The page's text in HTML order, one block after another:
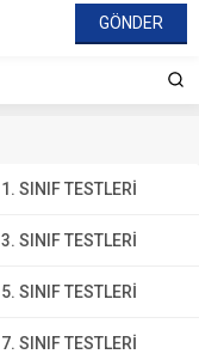
1. SINIF TESTLERI
3. SINIF TESTLERI
5. SINIF TESTLERI
7. SINIF TESTLERI